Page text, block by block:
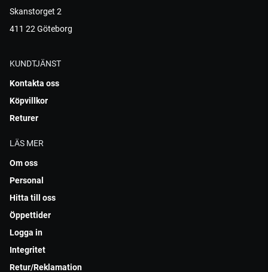
Skanstorget 2
411 22 Göteborg
KUNDTJÄNST
Kontakta oss
Köpvillkor
Returer
LÄS MER
Om oss
Personal
Hitta till oss
Öppettider
Logga in
Integritet
Retur/Reklamation